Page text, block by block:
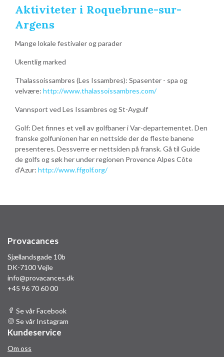
Aktiviteter i Roquebrune-sur-
Argens
Mange lokale festivaler og parader
Ukentlig marked
Thalassoissambres (Les Issambres): Spasenter - spa og
velvære: http://www.thalassoissambres.com/
Vannsport ved Les Issambres og St-Aygulf
Golf: Det finnes et vell av golfbaner i Var-departementet. Den
franske golfunionen har en nettside der de fleste banene
presenteres. Dessverre er nettsiden på fransk. Gå til Guide
de golfs og søk her under regionen Provence Alpes Côte
d'Azur: http://www.ffgolf.org/
Provacances
Sjællandsgade 10b
DK-7100 Vejle
info@provacances.dk
+45 96 70 60 00
Se vår Facebook
Se vår Instagram
Kundeservice
Om oss